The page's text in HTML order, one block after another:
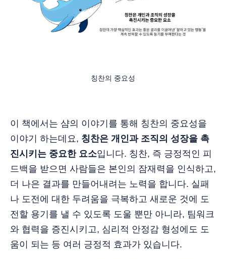
칭찬의 중요성
이 책에서는 샴의 이야기를 통해 칭찬의 중요성을
이야기 하는데요, 칭찬은 개인과 조직의 성장을 촉
진시키는 중요한 요소입니다. 칭찬, 즉 긍정적인 피
드백을 받으면 사람들은 본인의 잠재력을 인식하고,
더 나은 결과를 만들어내려는 노력을 합니다. 실패
나 도전에 대한 두려움을 극복하고 새로운 것에 도
전할 용기를 낼 수 있도록 도울 뿐만 아니라, 팀워크
와 협력을 증진시키고, 심리적 안정감 형성에도 도
움이 되는 등 여러 긍정적 효과가 있습니다.